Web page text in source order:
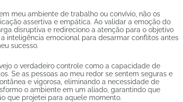
meu ambiente de trabalho ou convívio, não os
assertiva e empática. Ao validar a emoção do
disruptiva e redireciono a atenção para o objetivo
inteligência emocional para desarmar conflitos antes
sucesso.
o verdadeiro controle como a capacidade de
Se as pessoas ao meu redor se sentem seguras e
e vigorosa, eliminando a necessidade de
o ambiente em um aliado, garantindo que
que projetei para aquele momento.